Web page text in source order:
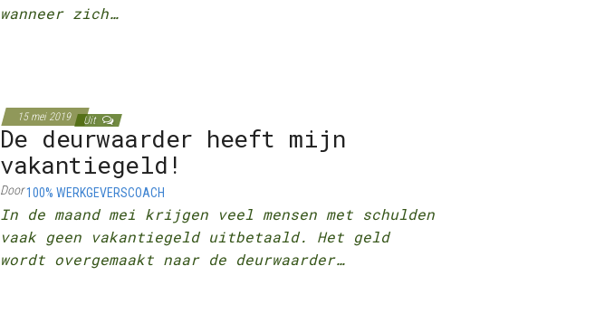
wanneer zich…
15 mei 2019 Uit
De deurwaarder heeft mijn
vakantiegeld!
Door100% WERKGEVERSCOACH
In de maand mei krijgen veel mensen met schulden
vaak geen vakantiegeld uitbetaald. Het geld
wordt overgemaakt naar de deurwaarder…